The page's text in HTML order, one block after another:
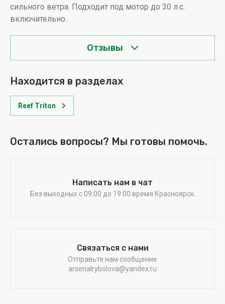
сильного ветра. Подходит под мотор до 30 л.с.
включительно.
Отзывы
Находится в разделах
Reef Triton
Остались вопросы? Мы готовы помочь.
Написать нам в чат
Без выходных c 09:00 до 19:00 время Красноярск.
Связаться с нами
Отправьте нам сообщение
arsenalrybolova@yandex.ru